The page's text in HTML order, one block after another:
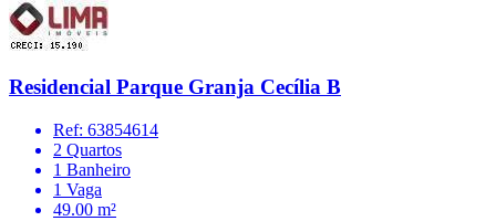
Residencial Parque Granja Cecília B
Ref: 63854614
2 Quartos
1 Banheiro
1 Vaga
49.00 m²